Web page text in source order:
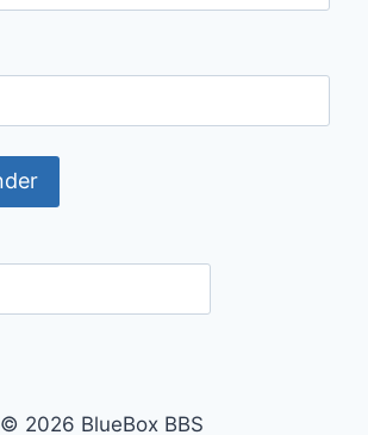
© 2026 BlueBox BBS